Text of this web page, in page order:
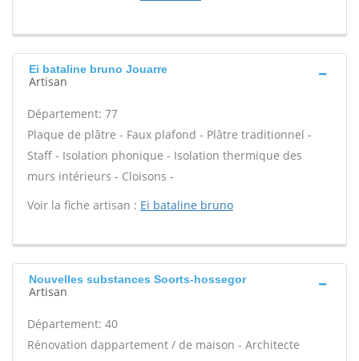
Ei bataline bruno Jouarre
Artisan
Département: 77
Plaque de plâtre - Faux plafond - Plâtre traditionnel -
Staff - Isolation phonique - Isolation thermique des
murs intérieurs - Cloisons -
Voir la fiche artisan : Ei bataline bruno
Nouvelles substances Soorts-hossegor
Artisan
Département: 40
Rénovation dappartement / de maison - Architecte